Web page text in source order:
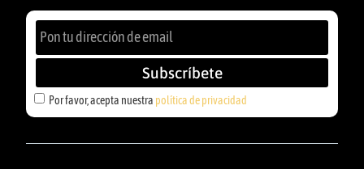
Por favor, acepta nuestra política de privacidad
Subscríbete